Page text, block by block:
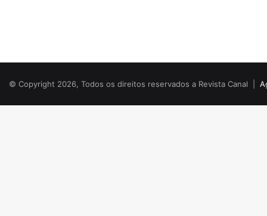
© Copyright 2026, Todos os direitos reservados a Revista Canal |